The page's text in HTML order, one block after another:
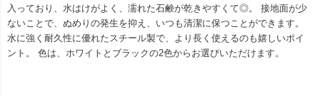
入っており、水はけがよく、濡れた石鹸が乾きやすくて◎。 接地面が少
ないことで、ぬめりの発生を抑え、いつも清潔に保つことができます。
水に強く耐久性に優れたスチール製で、より長く使えるのも嬉しいポイ
ント。 色は、ホワイトとブラックの2色からお選びいただけます。